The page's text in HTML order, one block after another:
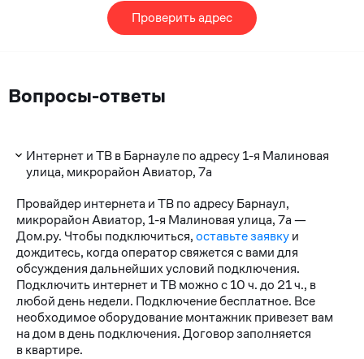
Проверить адрес
Вопросы-ответы
Интернет и ТВ в Барнауле по адресу 1-я Малиновая
улица, микрорайон Авиатор, 7а
Провайдер интернета и ТВ по адресу Барнаул,
микрорайон Авиатор, 1-я Малиновая улица, 7а —
Дом.ру. Чтобы подключиться,оставьте заявкуи
дождитесь, когда оператор свяжется с вами для
обсуждения дальнейших условий подключения.
Подключить интернет и ТВ можно с 10 ч. до 21 ч., в
любой день недели. Подключение бесплатное. Все
необходимое оборудование монтажник привезет вам
на дом в день подключения. Договор заполняется
в квартире.